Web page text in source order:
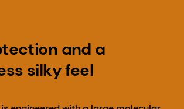
and a
silky feel